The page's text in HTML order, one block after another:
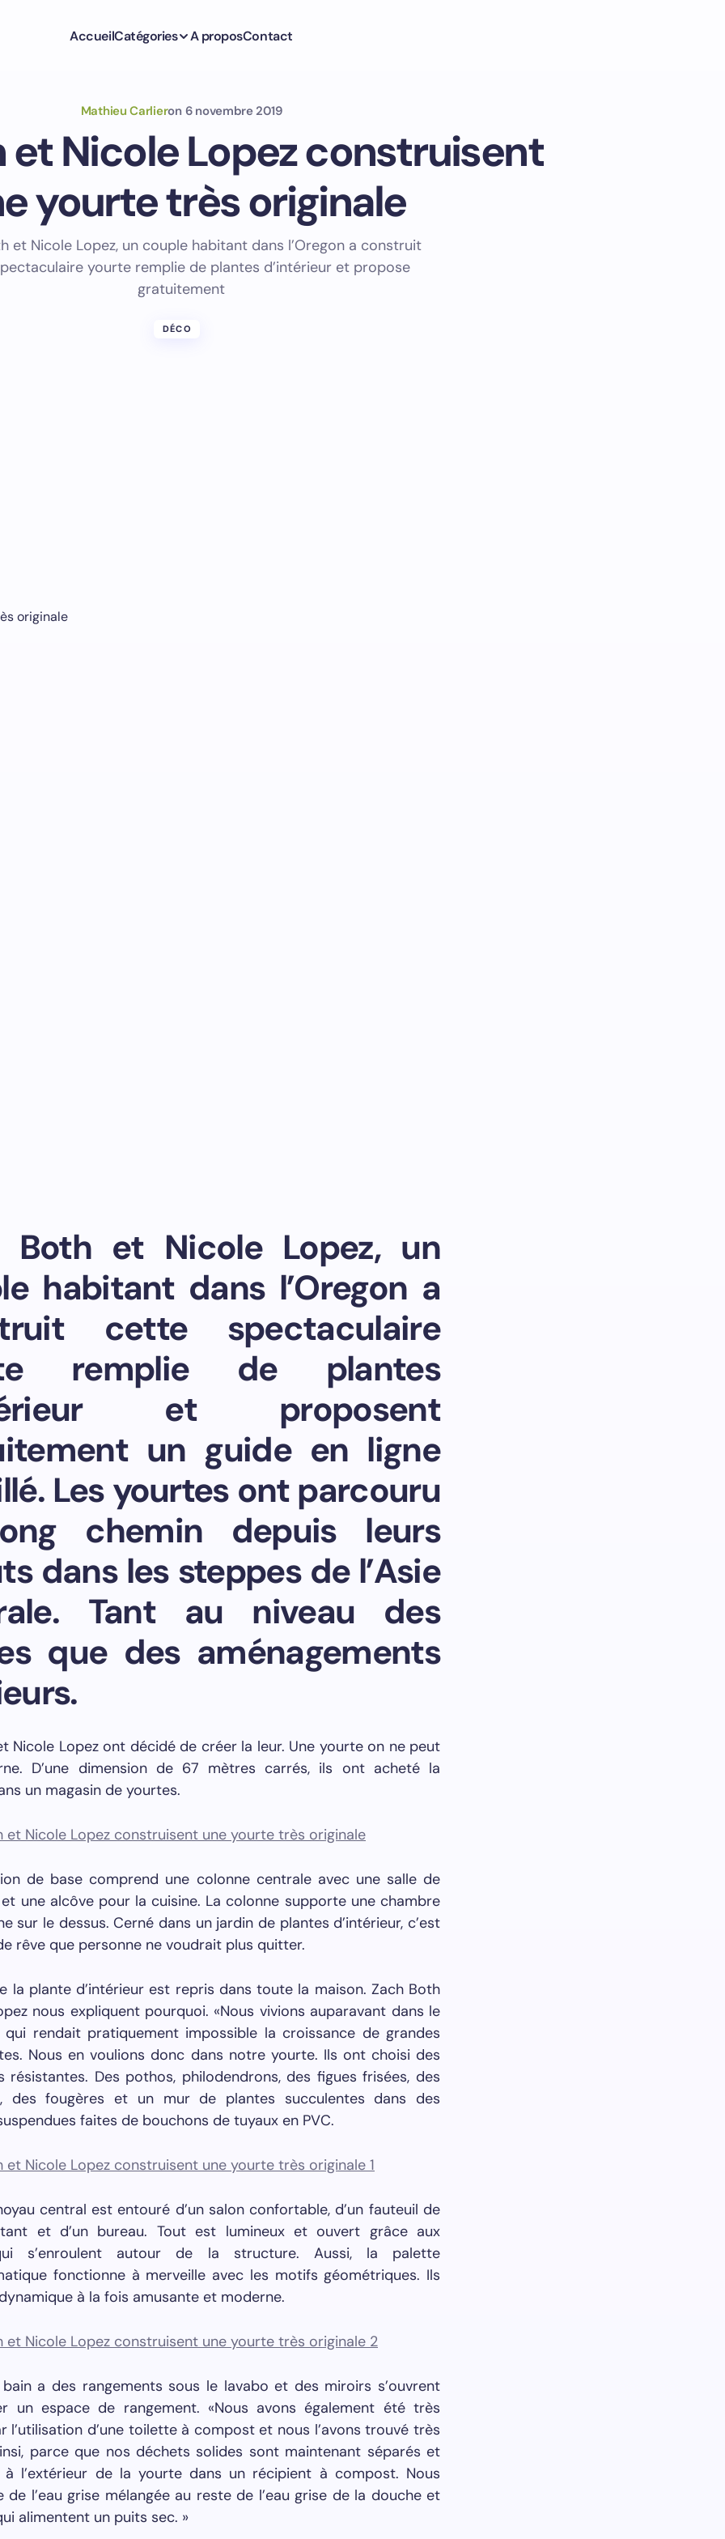
AccueilCatégories A proposContact
Mathieu Carlieron 6 novembre 2019
et Nicole Lopez construisent
yourte très originale
et Nicole Lopez, un couple habitant dans l’Oregon a construit
yourte remplie de plantes d’intérieur et propose
gratuitement
DÉCO
Both et Nicole Lopez, un
habitant dans l’Oregon a
cette spectaculaire
remplie de plantes
et proposent
un guide en ligne
Les yourtes ont parcouru
chemin depuis leurs
dans les steppes de l’Asie
Tant au niveau des
que des aménagements
Nicole Lopez ont décidé de créer la leur. Une yourte on ne peut
D’une dimension de 67 mètres carrés, ils ont acheté la
un magasin de yourtes.
de base comprend une colonne centrale avec une salle de
une alcôve pour la cuisine. La colonne supporte une chambre
sur le dessus. Cerné dans un jardin de plantes d’intérieur, c’est
rêve que personne ne voudrait plus quitter.
la plante d’intérieur est repris dans toute la maison. Zach Both
nous expliquent pourquoi. «Nous vivions auparavant dans le
rendait pratiquement impossible la croissance de grandes
Nous en voulions donc dans notre yourte. Ils ont choisi des
résistantes. Des pothos, philodendrons, des figues frisées, des
des fougères et un mur de plantes succulentes dans des
faites de bouchons de tuyaux en PVC.
central est entouré d’un salon confortable, d’un fauteuil de
et d’un bureau. Tout est lumineux et ouvert grâce aux
s’enroulent autour de la structure. Aussi, la palette
fonctionne à merveille avec les motifs géométriques. Ils
à la fois amusante et moderne.
a des rangements sous le lavabo et des miroirs s’ouvrent
un espace de rangement. «Nous avons également été très
l’utilisation d’une toilette à compost et nous l’avons trouvé très
parce que nos déchets solides sont maintenant séparés et
à l’extérieur de la yourte dans un récipient à compost. Nous
de l’eau grise mélangée au reste de l’eau grise de la douche et
alimentent un puits sec. »